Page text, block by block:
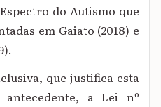
do Autismo que
em Gaiato (2018) e
que justifica esta
a Lei nº